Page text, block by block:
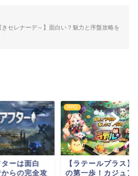
きセレナーデ～】面白い？魅力と序盤攻略を
ラス】攻略
カジュアルに
RPG
どんどこヒーロー攻
イド｜放置で育成＆